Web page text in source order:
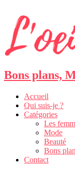
Bons plans,
Accueil
Qui suis-je ?
Catégories
Les
Mode
Beauté
Bons
Contact